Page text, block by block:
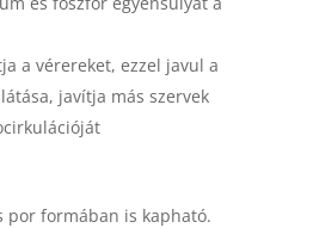
a vérereket, ezzel javul a
javítja más szervek
por formában is kapható.